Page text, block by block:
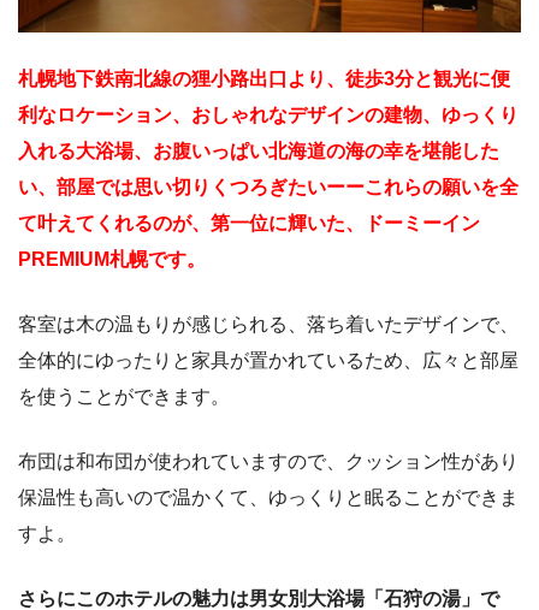
札幌地下鉄南北線の狸小路出口より、徒歩3分と観光に便
利なロケーション、おしゃれなデザインの建物、ゆっくり
入れる大浴場、お腹いっぱい北海道の海の幸を堪能した
い、部屋では思い切りくつろぎたいーーこれらの願いを全
て叶えてくれるのが、第一位に輝いた、ドーミーイン
PREMIUM札幌です。
客室は木の温もりが感じられる、落ち着いたデザインで、
全体的にゆったりと家具が置かれているため、広々と部屋
を使うことができます。
布団は和布団が使われていますので、クッション性があり
保温性も高いので温かくて、ゆっくりと眠ることができま
すよ。
さらにこのホテルの魅力は男女別大浴場「石狩の湯」で